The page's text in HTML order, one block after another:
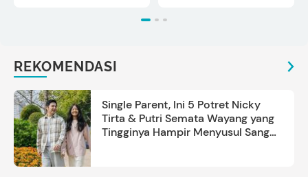
REKOMENDASI
Single Parent, Ini 5 Potret Nicky
Tirta & Putri Semata Wayang yang
Tingginya Hampir Menyusul Sang